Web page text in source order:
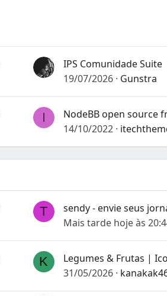
IPS Comunidade Suite
19/07/2026
Gunstra
I
14/10/2022
T
Mais tarde hoje às
K
31/05/2026